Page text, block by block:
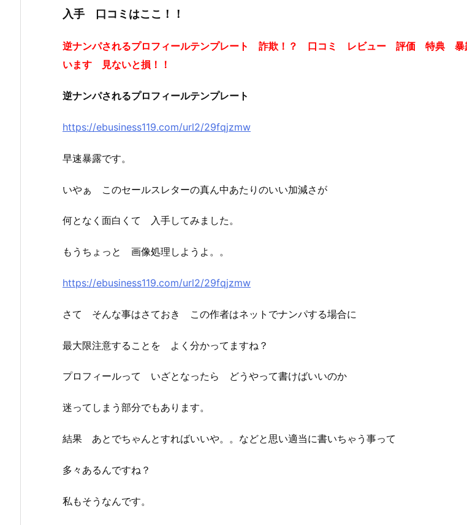
入手 口コミはここ！！
逆ナンパされるプロフィールテンプレート 詐欺！？ 口コミ レビュー 評価 特典 暴
います 見ないと損！！
逆ナンパされるプロフィールテンプレート
https://ebusiness119.com/url2/29fqjzmw
早速暴露です。
いやぁ このセールスレターの真ん中あたりのいい加減さが
何となく面白くて 入手してみました。
もうちょっと 画像処理しようよ。。
https://ebusiness119.com/url2/29fqjzmw
さて そんな事はさておき この作者はネットでナンパする場合に
最大限注意することを よく分かってますね？
プロフィールって いざとなったら どうやって書けばいいのか
迷ってしまう部分でもあります。
結果 あとでちゃんとすればいいや。。などと思い適当に書いちゃう事って
多々あるんですね？
私もそうなんです。